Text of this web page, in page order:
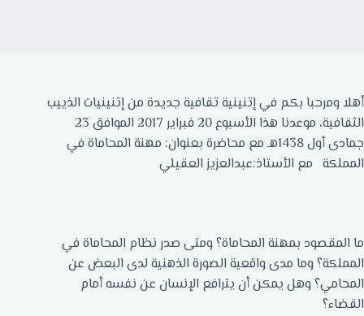
أهلا ومرحبا بكم في إثنينية ثقافية جديدة من إثنينيات الذييب
الثقافية، موعدنا هذا الأسبوع 20 فبراير 2017 الموافق 23
جمادى أول 1438هـ مع محاضرة بعنوان: مهنة المحاماة في
المملكة مع الأستاذ:عبدالعزيز العقيلي
ما المقصود بمهنة المحاماة؟ ومتى صدر نظام المحاماة في
المملكة؟ وما مدى واقعية الصورة الذهنية لدى البعض عن
المحامي؟ وهل يمكن أن يترافع الإنسان عن نفسه أمام
القضاء؟